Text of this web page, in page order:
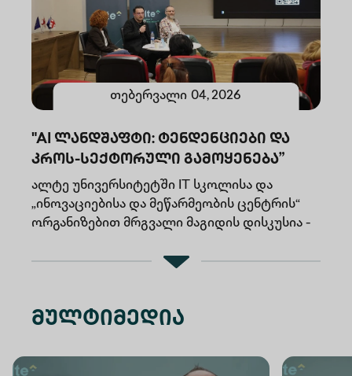
თებერვალი 04, 2026
"AI ლანდშაფტი: ტენდენციები და
კროს-სექტორული გამოყენება”
ალტე უნივერსიტეტში IT სკოლისა და
„ინოვაციებისა და მეწარმეობის ცენტრის“
ორგანიზებით მრგვალი მაგიდის დისკუსია -
სექტორული გამოყენება” გაიმართა.
მულტიმედია